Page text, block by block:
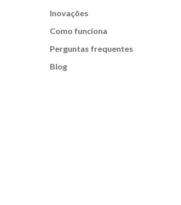
Inovações
Como funciona
Perguntas frequentes
Blog